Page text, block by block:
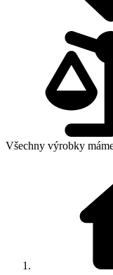
Všechny výrobky